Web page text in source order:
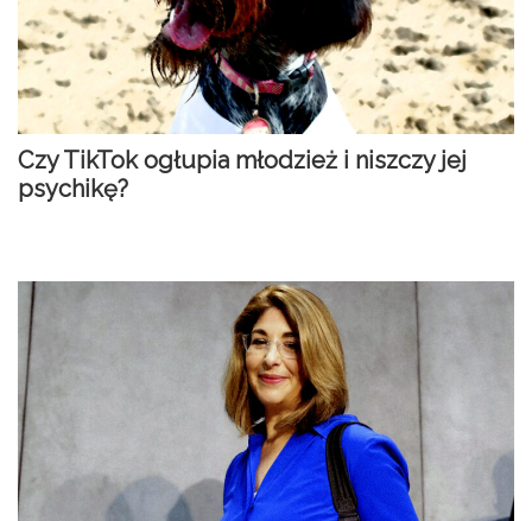
Czy TikTok ogłupia młodzież i niszczy jej
psychikę?